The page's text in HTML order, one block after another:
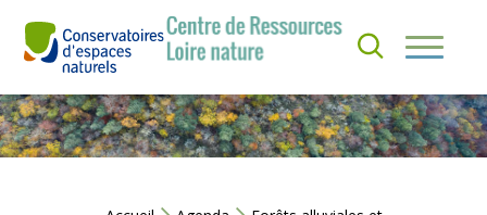
contenu
SOMMES-
NOUS ?
S’
N
S
C
RI